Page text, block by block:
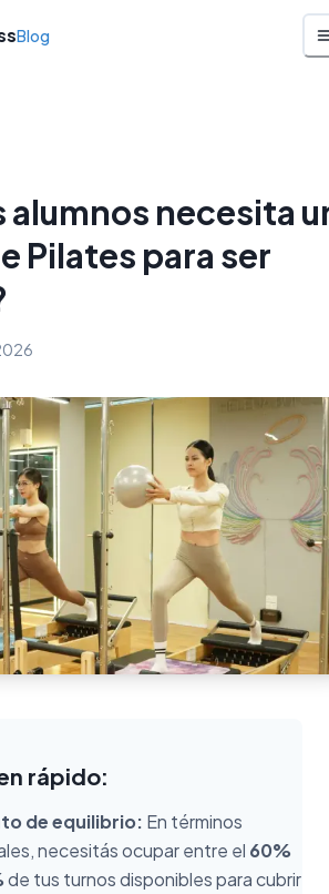
Blog
alumnos necesita
Pilates para ser
rápido:
de equilibrio: En términos
necesitás ocupar entre el 60%
de tus turnos disponibles para cubrir